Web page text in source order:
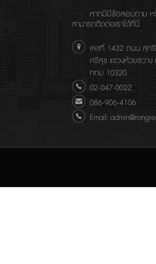
หากมีมีข้อสอบถาม
สามารถติดต่อเราได้ที่นี่
เลขที่ 1432 ถนน สุท
ศรีสุข แขวงห้วยขวาง
กทม 10320
02-047-0022
086-906-4106
Email: